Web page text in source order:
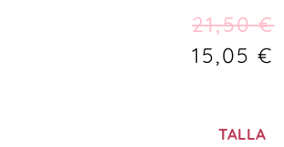
21,50€
15,05€
TALLA